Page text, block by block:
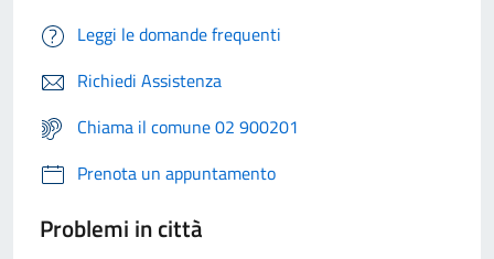
Leggi le domande frequenti
Richiedi Assistenza
Chiama il comune 02 900201
Prenota un appuntamento
Problemi in città